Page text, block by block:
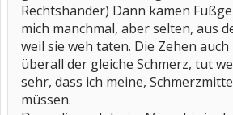
Rechtshänder) Dann kamen
mich manchmal, aber selten, aus
weil sie weh taten. Die Zehen auch
überall der gleiche Schmerz, tut
sehr, dass ich meine,
müssen.